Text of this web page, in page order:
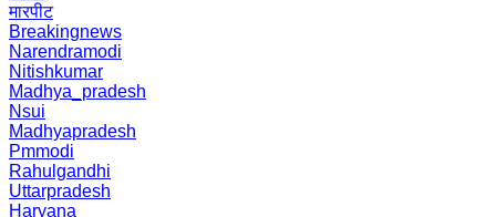
मारपीट
Breakingnews
Narendramodi
Nitishkumar
Madhya_pradesh
Nsui
Madhyapradesh
Pmmodi
Rahulgandhi
Uttarpradesh
Haryana